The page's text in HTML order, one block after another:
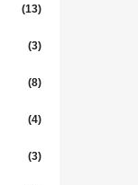
(13)
(3)
(8)
(4)
(3)